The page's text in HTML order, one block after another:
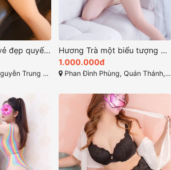
Yến Nhi sở hữu vẻ đẹp quyến rũ với khuôn mặt thanh tú
Ba Đình, Hà Nội
Hương Trà một biểu tượng của sự dễ thương và quyến rũ
1.000.000đ
Phan Đình Phùng, Quán Thánh, Ba Đình, Hà Nội